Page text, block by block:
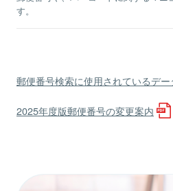
す。
郵便番号検索に使用されているデー
2025年度版郵便番号の変更案内